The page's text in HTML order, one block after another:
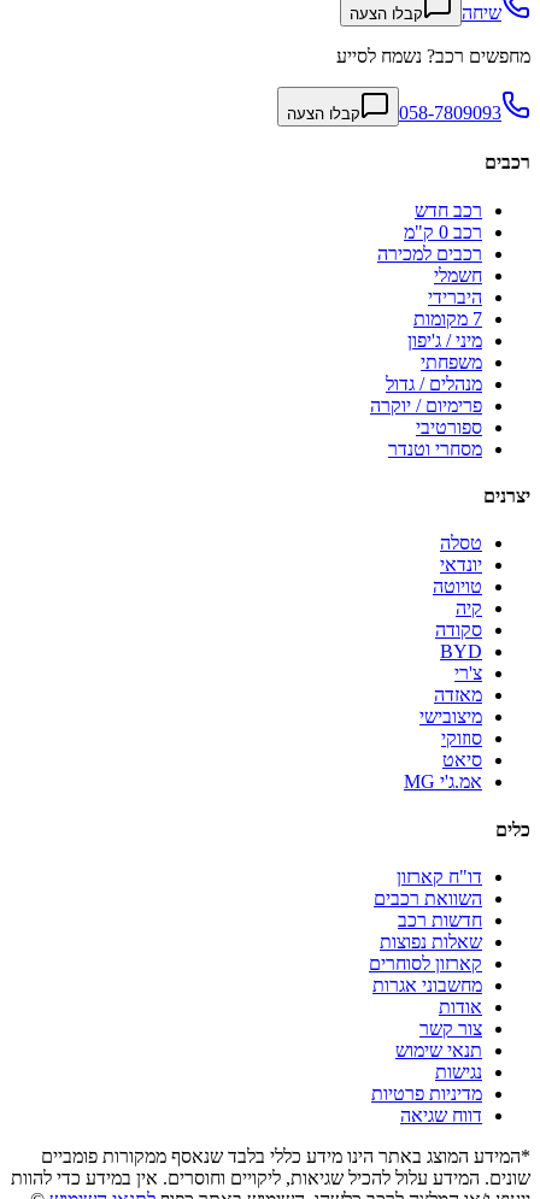
שיחה קבלו הצעה
מחפשים רכב? נשמח לסייע
058-7809093 קבלו הצעה
רכבים
רכב חדש
רכב 0 ק"מ
רכבים למכירה
חשמלי
היברידי
7 מקומות
מיני / ג'יפון
משפחתי
מנהלים / גדול
פרימיום / יוקרה
ספורטיבי
מסחרי וטנדר
יצרנים
טסלה
יונדאי
טויוטה
קיה
סקודה
BYD
צ'רי
מאזדה
מיצובישי
סוזוקי
סיאט
אמ.ג'י MG
כלים
דו"ח קארזון
השוואת רכבים
חדשות רכב
שאלות נפוצות
קארזון לסוחרים
מחשבוני אגרות
אודות
צור קשר
תנאי שימוש
נגישות
מדיניות פרטיות
דווח שגיאה
*המידע המוצג באתר הינו מידע כללי בלבד שנאסף ממקורות פומביים
שונים. המידע עלול להכיל שגיאות, ליקויים וחוסרים. אין במידע כדי להוות